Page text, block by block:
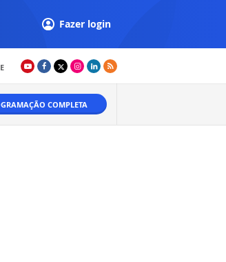
Fazer login
COMPLETA